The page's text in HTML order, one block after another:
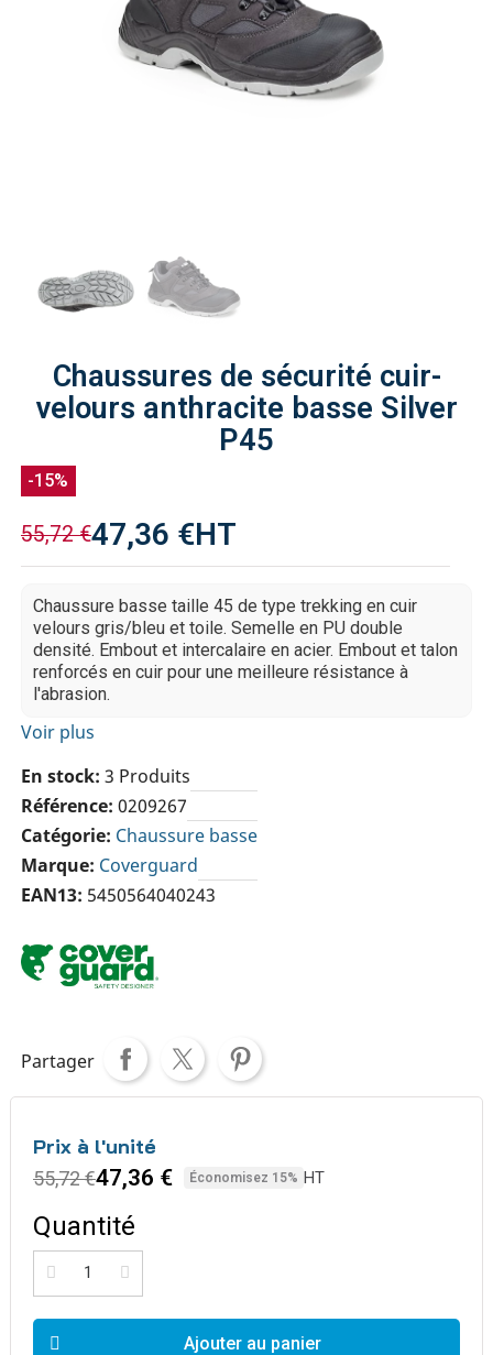
Chaussures de sécurité cuir-
velours anthracite basse Silver
P45
-15%
55,72 €47,36 €HT
Chaussure basse taille 45 de type trekking en cuir
velours gris/bleu et toile. Semelle en PU double
densité. Embout et intercalaire en acier. Embout et talon
renforcés en cuir pour une meilleure résistance à
l'abrasion.
Voir plus
En stock 3 Produits
Référence 0209267
Catégorie Chaussure basse
Marque Coverguard
EAN13 5450564040243
Partager
Prix à l'unité
55,72 €47,36 € Économisez 15% HT
Quantité
Ajouter au panier